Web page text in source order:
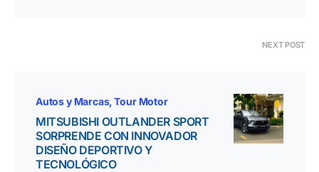
NEXT POST
Autos y Marcas Tour Motor
MITSUBISHI OUTLANDER SPORT
SORPRENDE CON INNOVADOR
DISEÑO DEPORTIVO Y
TECNOLÓGICO